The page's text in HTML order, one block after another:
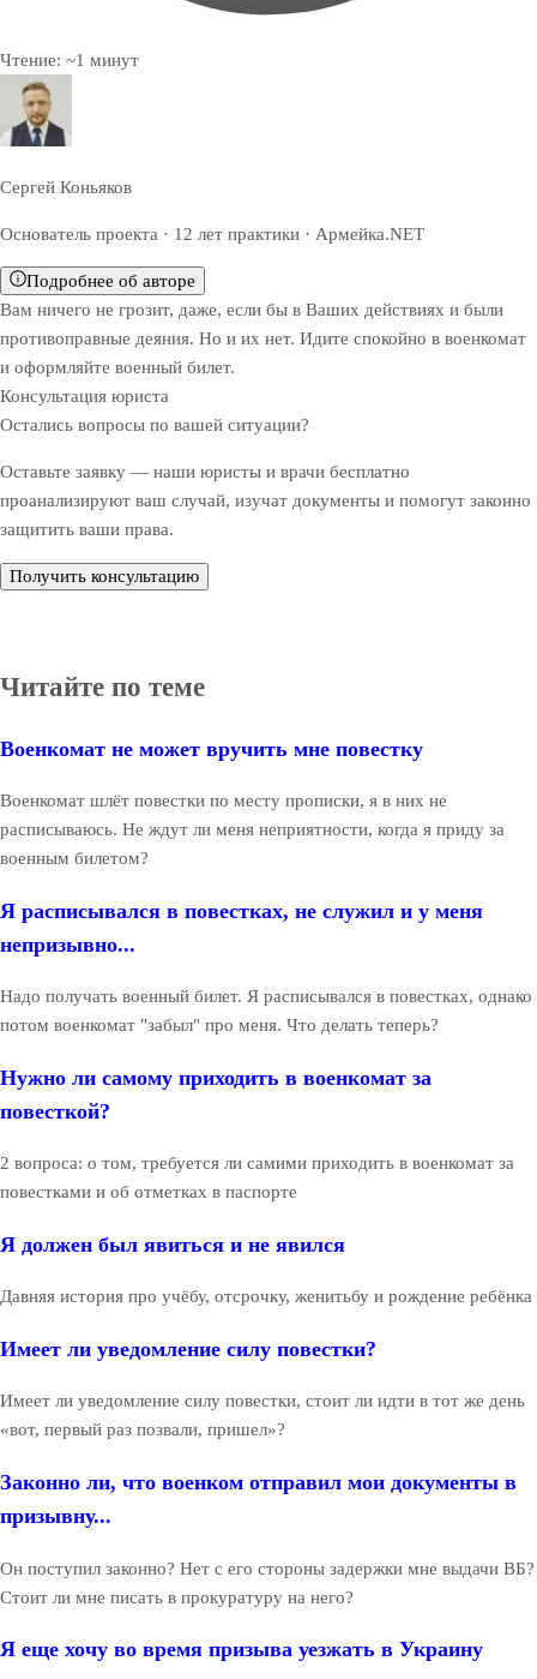
Чтение: ~1 минут
Сергей Коньяков
Основатель проекта · 12 лет практики · Армейка.NET
Подробнее об авторе
Вам ничего не грозит, даже, если бы в Ваших действиях и были
противоправные деяния. Но и их нет. Идите спокойно в военкомат
и оформляйте военный билет.
Консультация юриста
Остались вопросы по вашей ситуации?
Оставьте заявку — наши юристы и врачи бесплатно
проанализируют ваш случай, изучат документы и помогут законно
защитить ваши права.
Получить консультацию
Читайте по теме
Военкомат не может вручить мне повестку
Военкомат шлёт повестки по месту прописки, я в них не
расписываюсь. Не ждут ли меня неприятности, когда я приду за
военным билетом?
Я расписывался в повестках, не служил и у меня
непризывно...
Надо получать военный билет. Я расписывался в повестках, однако
потом военкомат "забыл" про меня. Что делать теперь?
Нужно ли самому приходить в военкомат за
повесткой?
2 вопроса: о том, требуется ли самими приходить в военкомат за
повестками и об отметках в паспорте
Я должен был явиться и не явился
Давняя история про учёбу, отсрочку, женитьбу и рождение ребёнка
Имеет ли уведомление силу повестки?
Имеет ли уведомление силу повестки, стоит ли идти в тот же день
«вот, первый раз позвали, пришел»?
Законно ли, что военком отправил мои документы в
призывну...
Он поступил законно? Нет с его стороны задержки мне выдачи ВБ?
Стоит ли мне писать в прокуратуру на него?
Я еще хочу во время призыва уезжать в Украину